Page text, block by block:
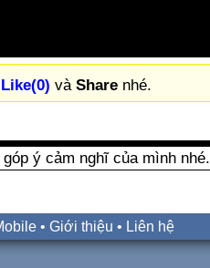
Like(0) và Sharenhé.
ý cảm nghĩ của mình nhé.
• Giới thiệu • Liên hệ